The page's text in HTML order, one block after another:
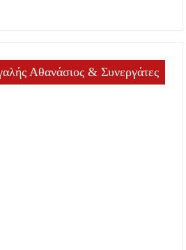
Αθανάσιος & Συνεργάτες